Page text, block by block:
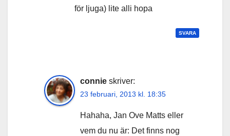
för ljuga) lite alli hopa
SVARA
connie skriver:
23 februari, 2013 kl. 18:35
Hahaha, Jan Ove Matts eller
vem du nu är: Det finns nog